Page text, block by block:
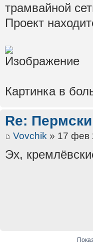
трамвайной
Проект
Картинка в
Re:
Vovchik » 17 фев
Эх,